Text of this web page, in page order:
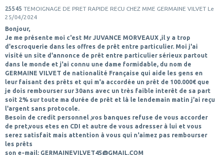
25545 TEMOIGNAGE DE PRET RAPIDE RECU CHEZ MME GERMAINE VILVET Le
25/04/2024
Bonjour,
Je me présente moi c'est Mr JUVANCE MORVEAUX ,il y a trop
d'escroquerie dans les offres de prêt entre particulier. Moi j'ai
visité un site d'annonce de prêt entre particulier sérieux partout
dans le monde et j'ai connu une dame formidable, du nom de
GERMAINE VILVET de nationalité Française qui aide les gens en
leur faisant des prêts et qui m'a accordée un prêt de 100.000€ que
je dois rembourser sur 30ans avec un très faible interêt de sa part
soit 2% sur toute ma durée de prêt et là le lendemain matin j'ai reçu
l'argent sans protocole.
Besoin de credit personnel ,vos banques refuse de vous accorder
de pret,vous etes en CDI et autre de vous adresser à lui et vous
serez satisfait mais attention à vous qui n'aimez pas rembourser
les prêts
son e-mail: GERMAINEVILVET45@GMAIL.COM